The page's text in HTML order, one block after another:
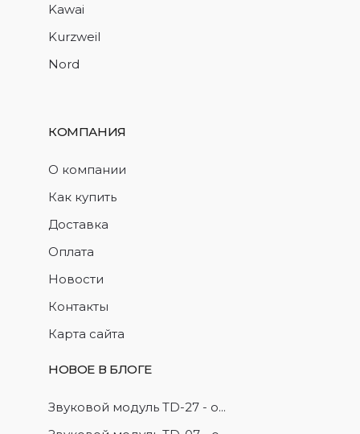
Kawai
Kurzweil
Nord
КОМПАНИЯ
О компании
Как купить
Доставка
Оплата
Новости
Контакты
Карта сайта
НОВОЕ В БЛОГЕ
Звуковой модуль TD-27 - о...